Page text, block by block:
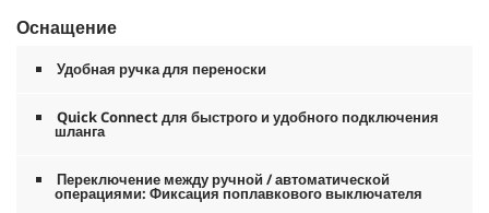
Оснащение
Удобная ручка для переноски
Quick Connectдля быстрого и удобного подключения
шланга
Переключение между ручной / автоматической
операциями: Фиксация поплавкового выключателя